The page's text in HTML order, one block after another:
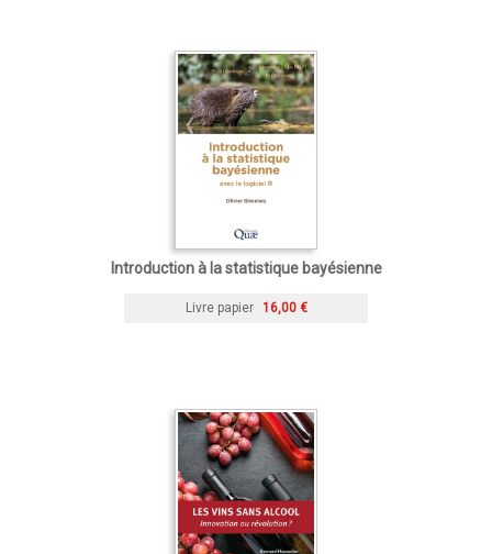
Introduction à la statistique bayésienne
Livre papier 16,00 €